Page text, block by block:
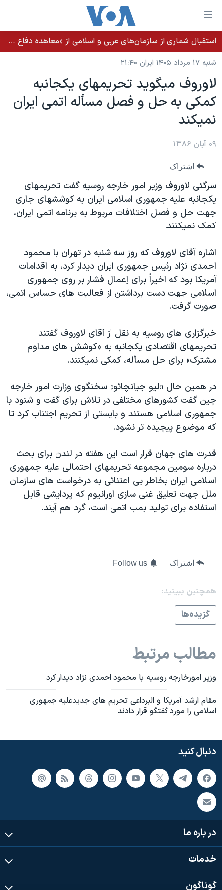
لینکهای
قابل
دسترسی
جهش
محتوای
اصلی
جهش
صفحه
جهش
جستجو
خانه
نسخه سبک وب‌سایت
موضوع ها
ایران
آمریکا
جهان
ویژه برنامه‌ها
ویدیوها
فرهنگ و زندگی
حقوق شهروندی
اقتصادی
علم و فناوری
اسرائیل در جنگ
آرشیو پخش زنده
برنامه های تلویزیونی
جدول برنامه ها
صفحه‌های ویژه
۲۵۰سالگی آمریکا
بایگانی برنامه‌های تلویزیونی
مستندها
انتخابات ریاست جمهوری آمریکا ۲۰۲۴
حمله جمهوری اسلامی به اسرائیل
رمز مهسا
ورزش زنان در ایران
مجموعه مستندهای دادخواهی
تریبونال مردمی آبان ۹۸
چهل سال گروگان‌گیری
قانون شفافیت دارائی کادر رهبری ایران
اعتراضات مردمی آبان ۹۸
نرگس محمدی برنده جایزه نوبل صلح
همایش محافظه‌کاران آمریکا «سی‌پک»
صفحه‌های ویژه
فرکانس‌های صدای آمریکا
پخش رادیویی
یادگیری زبان انگلیسی
دنبال کنید
زبانهای مختلف
استقبال شماری از سازمان‌های عربی و اسلامی از «معاهده دفاع مشترک مکه»
شنبه ۱۷ مرداد ۱۴۰۵ ایران ۲۱:۴۰
لاوروف ميگويد تحريمهای يکجانبه
کمکی به حل و فصل مسأله اتمی ايران
نميکند
۰۹ آبان ۱۳۸۶
اشتراک
سرگئی لاوروف وزير امور خارجه روسيه گفت تحريمهای
يکجانبه عليه جمهوری اسلامی ايران به کوششهای جاری
جهت حل و فصل اختلافات مربوط به برنامه اتمی ايران،
کمک نميکنند.
اشاره آقای لاوروف که روز سه شنبه در تهران با محمود
احمدی نژاد رئيس جمهوری ايران ديدار کرد، به اقدامات
آمريکا بود که اخيراً برای اِعمال فشار بر روی جمهوری
اسلامی جهت دست برداشتن از فعاليت های حساس اتمی،
صورت گرفت.
خبرگزاری های روسيه به نقل از آقای لاوروف گفتند
تحريمهای اقتصادی يکجانبه به «کوشش های مداوم
مشترک» برای حل مسأله، کمکی نميکنند.
در همين حال «ليو جيانچائو» سخنگوی وزارت امور خارجه
چين گفت کشورهای مختلفی در تلاش برای گفت و شنود با
جمهوری اسلامی هستند و بايستی از تحريم اجتناب کرد تا
که موضوع پيچيده تر نشود.
قدرت های جهان قرار است اين هفته در لندن برای بحث
درباره سومين مجموعه تحريمهای احتمالی عليه جمهوری
اسلامی ايران بخاطر بی اعتنائی به درخواست های سازمان
ملل جهت تعليق غنی سازی اورانيوم که پردايشی قابل
استفاده برای توليد بمب اتمی است، گرد هم آيند.
اشتراک Follow us
همچنبن ببینید:
گزيده‌ها
مطالب مرتبط
وزير امورخارجه روسيه با محمود احمدی نژاد ديدار کرد
مقام ارشد آمريکا و البرداعی تحريم های جديدعليه جمهوری
اسلامی را مورد گفتگو قرار دادند
دنبال کنید
در باره ما
خدمات
گوناگون